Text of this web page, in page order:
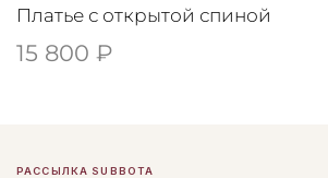
Платье с открытой спиной
15 800 ₽
РАССЫЛКА SUBBOTA